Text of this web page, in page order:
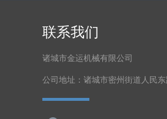
联系我们
诸城市金运机械有限公司
公司地址：诸城市密州街道人民